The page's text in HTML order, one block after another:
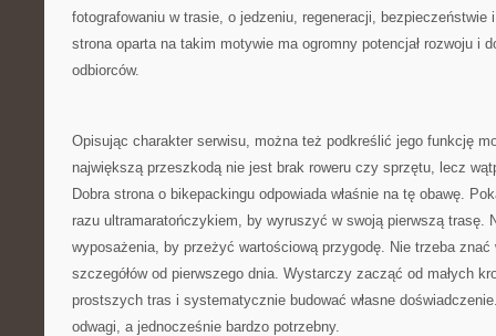
fotografowaniu w trasie, o jedzeniu, regeneracji, bezpieczeństwie
strona oparta na takim motywie ma ogromny potencjał rozwoju i
odbiorców.
Opisując charakter serwisu, można też podkreślić jego funkcję
największą przeszkodą nie jest brak roweru czy sprzętu, lecz
Dobra strona o bikepackingu odpowiada właśnie na tę obawę.
razu ultramaratończykiem, by wyruszyć w swoją pierwszą trasę.
wyposażenia, by przeżyć wartościową przygodę. Nie trzeba
szczegółów od pierwszego dnia. Wystarczy zacząć od małych
prostszych tras i systematycznie budować własne
odwagi, a jednocześnie bardzo potrzebny.